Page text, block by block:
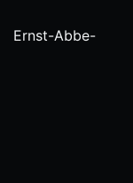
Ernst-Abbe-